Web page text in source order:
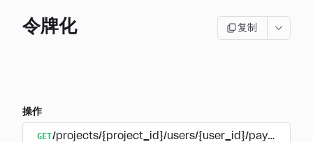
令牌化 复制
操作
GET/projects/{project_id}/users/{user_id}/